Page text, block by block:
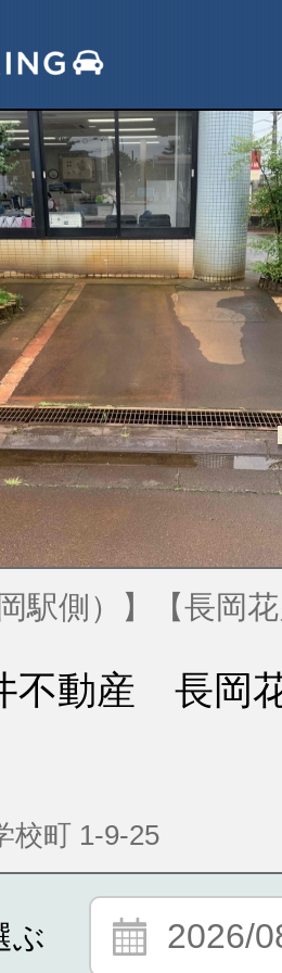
駅側）】【長岡
不動産 長岡
校町 1-9-25
ぶ 2026/